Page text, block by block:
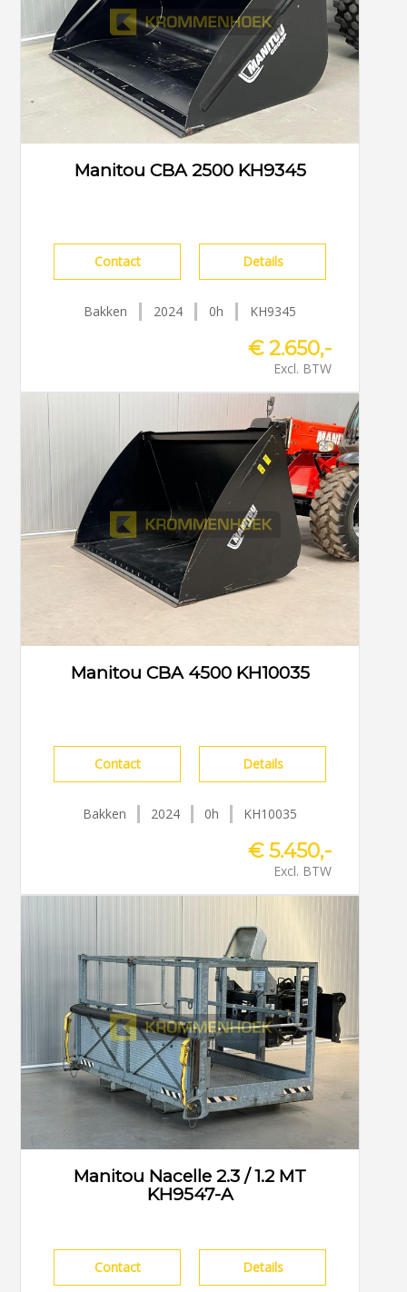
Manitou CBA 2500 KH9345
Contact Details
Bakken 2024 0h KH9345
€ 2.650,-
Excl. BTW
Manitou CBA 4500 KH10035
Contact Details
Bakken 2024 0h KH10035
€ 5.450,-
Excl. BTW
Manitou Nacelle 2.3 / 1.2 MT
KH9547-A
Contact Details